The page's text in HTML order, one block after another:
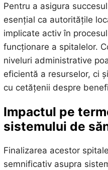
Pentru a asigura
esențial ca autoritățile
implicate activ în
funcționare a spitalelor.
niveluri administrative
eficientă a resurselor, ci
cu cetățenii despre
Impactul pe
sistemului de
Finalizarea acestor
semnificativ asupra